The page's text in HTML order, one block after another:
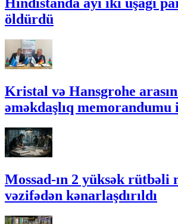
Hindistanda ayı iki uşağı
öldürdü
Kristal və Hansgrohe
əməkdaşlıq memorandumu
Mossad-ın 2 yüksək rütbəli
vəzifədən kənarlaşdırıldı